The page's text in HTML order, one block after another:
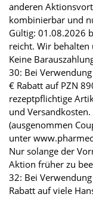
anderen
kombinierbar und
Gültig: 01.08.2026
reicht. Wir
Keine
30: Bei
€ Rabatt auf PZN
rezeptpflichtige
und
(ausgenommen
unter
Nur solange der
Aktion früher zu
32: Bei
Rabatt auf viele